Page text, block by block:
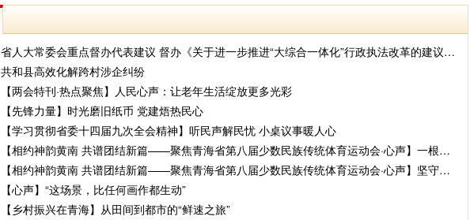
省人大常委会重点督办代表建议 督办《关于进一步推进“大综合一体化”行政执法改革的建议》办理情况
共和县高效化解跨村涉企纠纷
【两会特刊·热点聚焦】人民心声：让老年生活绽放更多光彩
【先锋力量】时光磨旧纸币 党建焐热民心
【学习贯彻省委十四届九次全会精神】听民声解民忧 小桌议事暖人心
【相约神韵黄南 共谱团结新篇——聚焦青海省第八届少数民族传统体育运动会·心声】一根拧紧的绳，十二颗心的力量
【相约神韵黄南 共谱团结新篇——聚焦青海省第八届少数民族传统体育运动会·心声】坚守岗位为赛会奉献另一种精彩
【心声】“这场景，比任何画作都生动”
【乡村振兴在青海】从田间到都市的“鲜速之旅”